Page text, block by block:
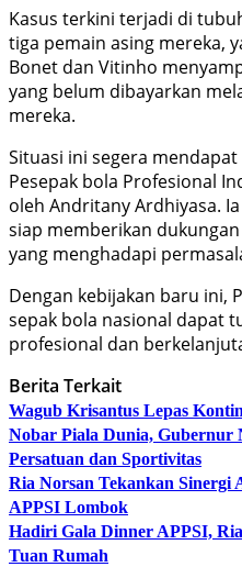
Kasus terkini terjadi di
tiga pemain asing mereka,
Bonet dan Vitinho
yang belum dibayarkan
mereka.
Situasi ini segera
Pesepak bola Profesional
oleh Andritany Ardhiyasa.
siap memberikan
yang menghadapi
Dengan kebijakan baru ini,
sepak bola nasional dapat
profesional dan
Berita Terkait
Wagub Krisantus Lepas
Nobar Piala Dunia, Gubernur
Persatuan dan Sportivitas
Ria Norsan Tekankan
APPSI Lombok
Hadiri Gala Dinner APPSI,
Tuan Rumah